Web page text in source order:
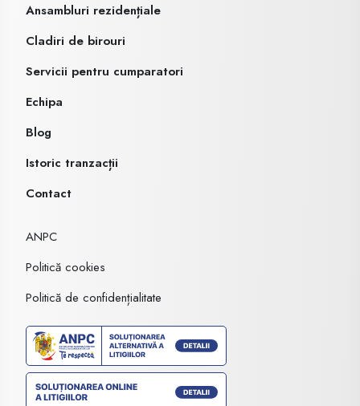
Ansambluri rezidențiale
Cladiri de birouri
Servicii pentru cumparatori
Echipa
Blog
Istoric tranzacții
Contact
ANPC
Politică cookies
Politică de confidențialitate